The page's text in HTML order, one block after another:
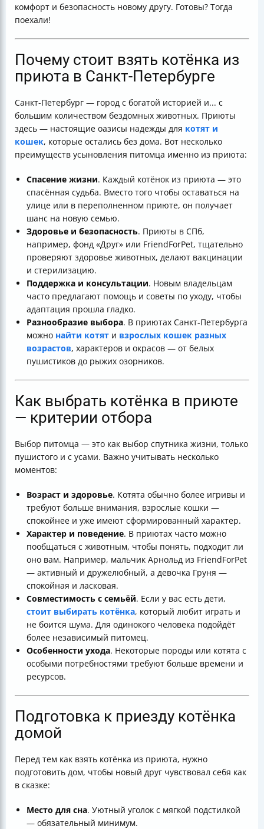
комфорт и безопасность новому другу. Готовы? Тогда
поехали!
Почему стоит взять котёнка из
приюта в Санкт-Петербурге
Санкт-Петербург — город с богатой историей и... с
большим количеством бездомных животных. Приюты
здесь — настоящие оазисы надежды для котят и
кошек, которые остались без дома. Вот несколько
преимуществ усыновления питомца именно из приюта:
Спасение жизни. Каждый котёнок из приюта — это
спасённая судьба. Вместо того чтобы оставаться на
улице или в переполненном приюте, он получает
шанс на новую семью.
Здоровье и безопасность. Приюты в СПб,
например, фонд «Друг» или FriendForPet, тщательно
проверяют здоровье животных, делают вакцинации
и стерилизацию.
Поддержка и консультации. Новым владельцам
часто предлагают помощь и советы по уходу, чтобы
адаптация прошла гладко.
Разнообразие выбора. В приютах Санкт-Петербурга
можно найти котят и взрослых кошек разных
возрастов, характеров и окрасов — от белых
пушистиков до рыжих озорников.
Как выбрать котёнка в приюте
— критерии отбора
Выбор питомца — это как выбор спутника жизни, только
пушистого и с усами. Важно учитывать несколько
моментов:
Возраст и здоровье. Котята обычно более игривы и
требуют больше внимания, взрослые кошки —
спокойнее и уже имеют сформированный характер.
Характер и поведение. В приютах часто можно
пообщаться с животным, чтобы понять, подходит ли
оно вам. Например, мальчик Арнольд из FriendForPet
— активный и дружелюбный, а девочка Груня —
спокойная и ласковая.
Совместимость с семьёй. Если у вас есть дети,
стоит выбирать котёнка, который любит играть и
не боится шума. Для одинокого человека подойдёт
более независимый питомец.
Особенности ухода. Некоторые породы или котята с
особыми потребностями требуют больше времени и
ресурсов.
Подготовка к приезду котёнка
домой
Перед тем как взять котёнка из приюта, нужно
подготовить дом, чтобы новый друг чувствовал себя как
в сказке:
Место для сна. Уютный уголок с мягкой подстилкой
— обязательный минимум.